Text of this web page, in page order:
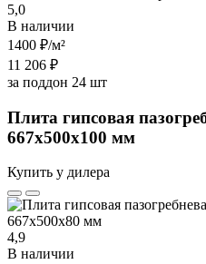
5,0
В наличии
1400 ₽/м²
11 206 ₽
за поддон 24 шт
Плита гипсовая
667х500х100 мм
Купить у дилера
4,9
В наличии